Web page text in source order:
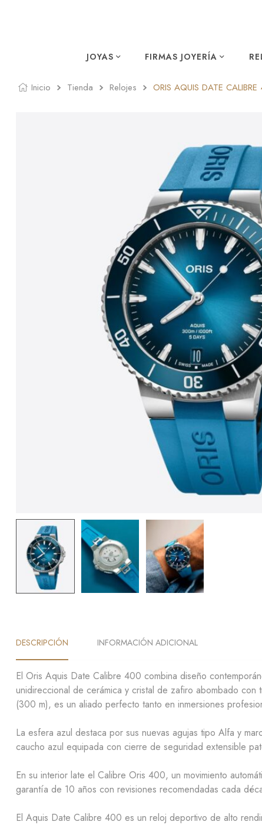
JOYAS FIRMAS JOYERÍA
Inicio Tienda Relojes ORIS AQUIS DATE
DESCRIPCIÓN INFORMACIÓN ADICIONAL
El Oris Aquis Date Calibre 400 combina diseño
unidireccional de cerámica y cristal de zafiro abombado con
(300 m), es un aliado perfecto tanto en inmersiones
La esfera azul destaca por sus nuevas agujas tipo Alfa y
caucho azul equipada con cierre de seguridad extensible
En su interior late el Calibre Oris 400, un movimiento
garantía de 10 años con revisiones recomendadas cada
El Aquis Date Calibre 400 es un reloj deportivo de alto